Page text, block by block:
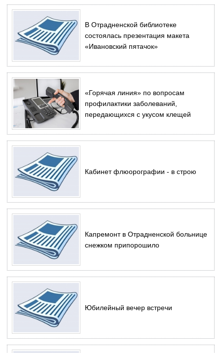
В Отрадненской библиотеке
состоялась презентация макета
«Ивановский пятачок»
«Горячая линия» по вопросам
профилактики заболеваний,
передающихся с укусом клещей
Кабинет флюорографии - в строю
Капремонт в Отрадненской больнице
снежком припорошило
Юбилейный вечер встречи